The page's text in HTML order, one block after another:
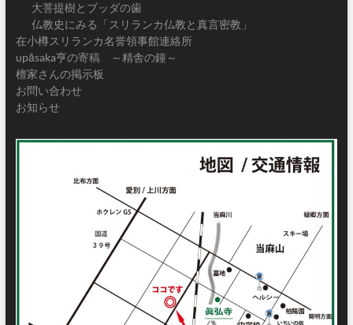
大菩提樹とブッダの歯
仏教史にみる「スリランカ仏教と真言密教」
在小樽スリランカ名誉領事館連絡所
upāsaka亨の寄稿 ～精舎の鐘～
檀家さんの掲示板
お問い合わせ
お知らせ